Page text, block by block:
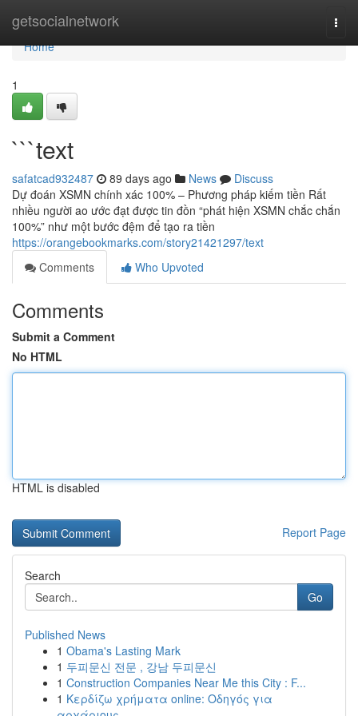
getsocialnetwork
Home
Home
1
```text
safatcad932487 89 days ago News
Discuss
Dự đoán XSMN chính xác 100% – Phương pháp kiếm tiền Rất
nhiều người ao ước đạt được tin đồn “phát hiện XSMN chắc chắn
100%” như một bước đệm để tạo ra tiền
https://orangebookmarks.com/story21421297/text
Comments
Who Upvoted
Comments
Submit a Comment
No HTML
HTML is disabled
Report Page
Search
Go
Published News
1 Obama's Lasting Mark
1 두피문신 전문 , 강남 두피문신
1 Construction Companies Near Me this City : F...
1 Κερδίζω χρήματα online: Οδηγός για